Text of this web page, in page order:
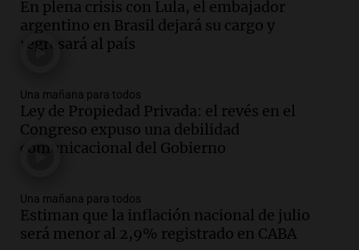
Audio.La historia de la servilleta que
firmó Jorge Messi para el primer
contrato de Leo con Barcelona
Audio.Joan Gaspart: "Sin Jorge, no sé si
Messi hubiera llegado adonde llegó"
Una mañana para todos
Audio.El orgullo y el sueño argentino de
Jorge Messi en una entrevista con Rony
Vargas en 2007
En plena crisis con Lula, el embajador
argentino en Brasil dejará su cargo y
regresará al país
Una mañana para todos
Ley de Propiedad Privada: el revés en el
Congreso expuso una debilidad
comunicacional del Gobierno
Una mañana para todos
Estiman que la inflación nacional de julio
será menor al 2,9% registrado en CABA